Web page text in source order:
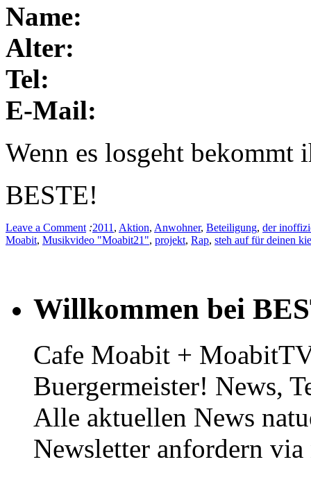
Name:
Alter:
Tel:
E-Mail:
Wenn es losgeht
BESTE!
Leave a Comment :2011 , Aktion, Anwohner, Beteiligung, der
Moabit, Musikvideo "Moabit21", projekt, Rap, steh auf für deinen
Willkommen bei
Cafe Moabit +
Buergermeister! News,
Alle aktuellen News
Newsletter anfordern